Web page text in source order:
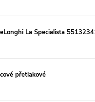
La Specialista
přetlakové